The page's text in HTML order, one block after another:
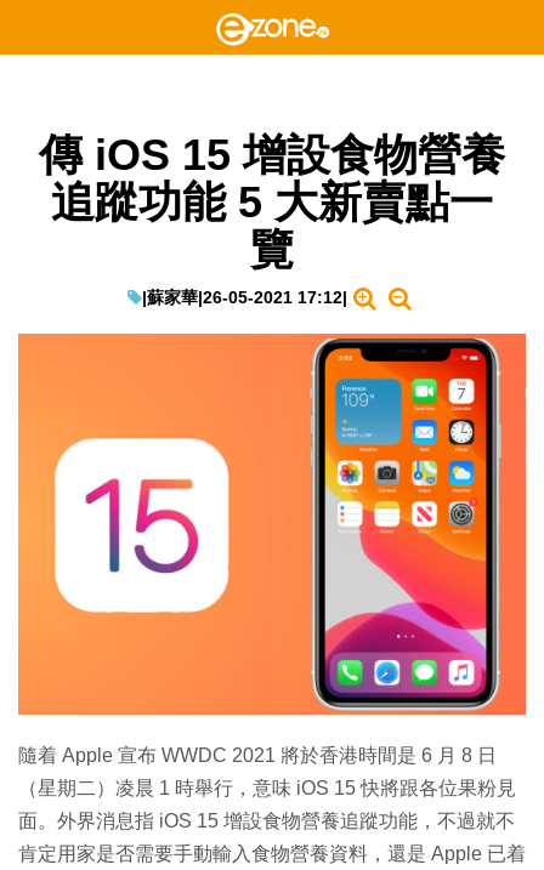
傳 iOS 15 增設食物營養
追蹤功能 5 大新賣點一
覽
|蘇家華|26-05-2021 17:12|
隨着 Apple 宣布 WWDC 2021 將於香港時間是 6 月 8 日
（星期二）凌晨 1 時舉行，意味 iOS 15 快將跟各位果粉見
面。外界消息指 iOS 15 增設食物營養追蹤功能，不過就不
肯定用家是否需要手動輸入食物營養資料，還是 Apple 已着